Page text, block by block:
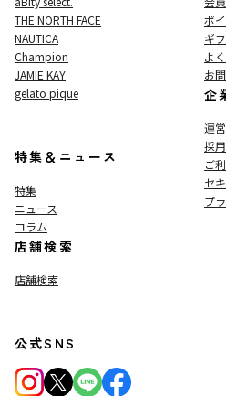
THE NORTH FACE
NAUTICA
Champion
JAMIE KAY
gelato pique
特集＆ニュース
特集
ニュース
コラム
店舗検索
店舗検索
ポ
ギ
よ
お
企
運
採
ご
セ
プ
公式SNS